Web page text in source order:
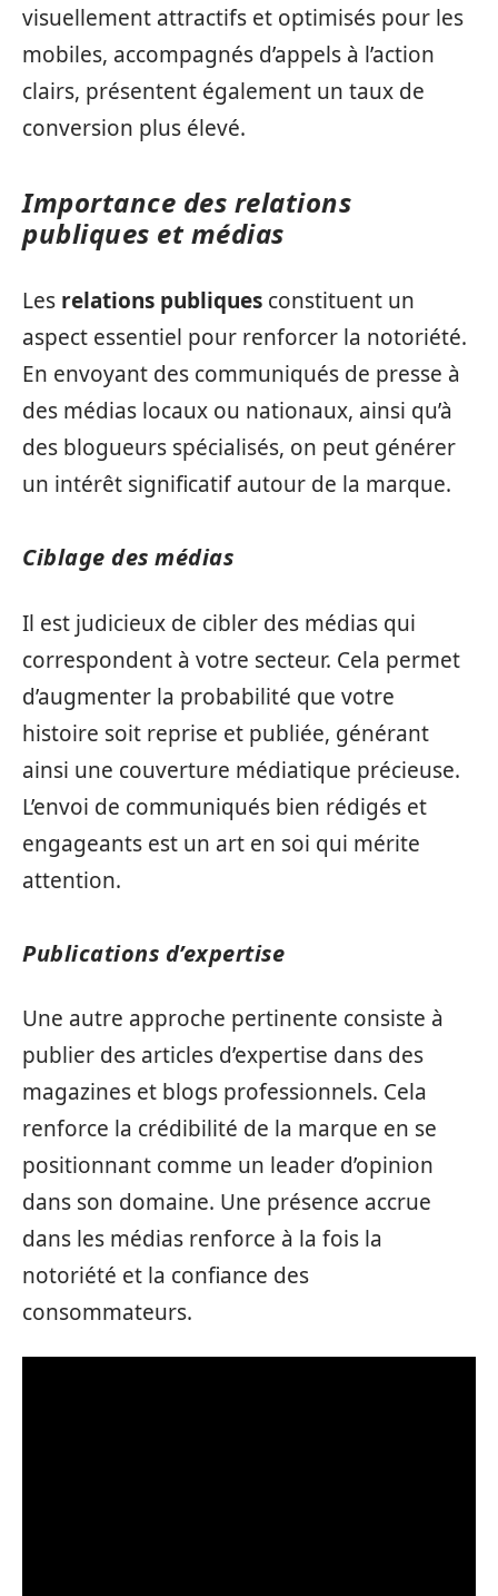
visuellement attractifs et optimisés pour les
mobiles, accompagnés d’appels à l’action
clairs, présentent également un taux de
conversion plus élevé.
Importance des relations
publiques et médias
Les relations publiques constituent un
aspect essentiel pour renforcer la notoriété.
En envoyant des communiqués de presse à
des médias locaux ou nationaux, ainsi qu’à
des blogueurs spécialisés, on peut générer
un intérêt significatif autour de la marque.
Ciblage des médias
Il est judicieux de cibler des médias qui
correspondent à votre secteur. Cela permet
d’augmenter la probabilité que votre
histoire soit reprise et publiée, générant
ainsi une couverture médiatique précieuse.
L’envoi de communiqués bien rédigés et
engageants est un art en soi qui mérite
attention.
Publications d’expertise
Une autre approche pertinente consiste à
publier des articles d’expertise dans des
magazines et blogs professionnels. Cela
renforce la crédibilité de la marque en se
positionnant comme un leader d’opinion
dans son domaine. Une présence accrue
dans les médias renforce à la fois la
notoriété et la confiance des
consommateurs.